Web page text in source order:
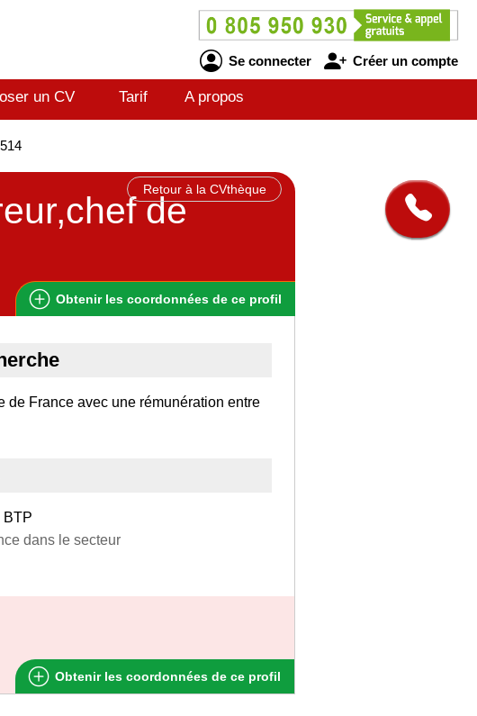
Se connecter Créer un compte
un CV Tarif A propos
Retour à la CVthèque
de
Obtenir les coordonnées de ce profil
de France avec une rémunération entre
BTP
dans le secteur
Obtenir les coordonnées de ce profil